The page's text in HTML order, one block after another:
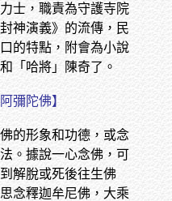
士，職責為守護寺院
神演義》的流傳，民
的特點，附會為小說
「哈將」陳奇了。
彌陀佛】
的形象和功德，或念
。據說一心念佛，可
解脫或死後往生佛
念釋迦牟尼佛，大乘